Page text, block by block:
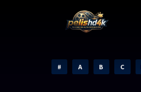
# A B C